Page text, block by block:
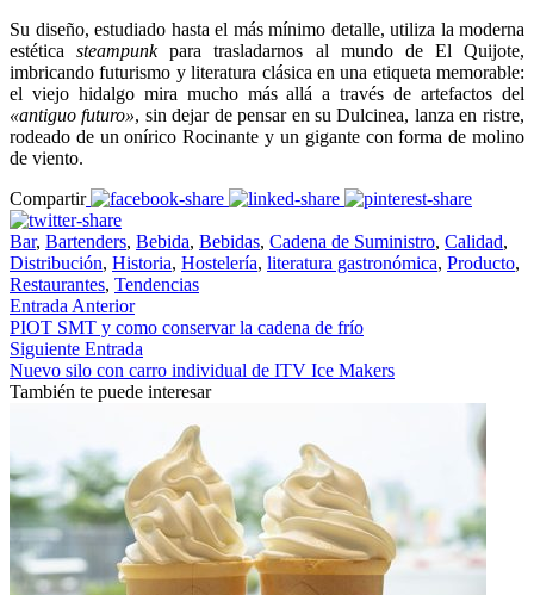
Su diseño, estudiado hasta el más mínimo detalle, utiliza la moderna
estéticasteampunkpara trasladarnos al mundo de El Quijote,
imbricando futurismo y literatura clásica en una etiqueta memorable:
el viejo hidalgo mira mucho más allá a través de artefactos del
«antiguo futuro», sin dejar de pensar en su Dulcinea, lanza en ristre,
rodeado de un onírico Rocinante y un gigante con forma de molino
de viento.
Compartir
Bar, Bartenders, Bebida, Bebidas, Cadena de Suministro, Calidad,
Distribución, Historia, Hostelería, literatura gastronómica, Producto,
Restaurantes, Tendencias
Entrada Anterior
PIOT SMT y como conservar la cadena de frío
Siguiente Entrada
Nuevo silo con carro individual de ITV Ice Makers
También te puede interesar